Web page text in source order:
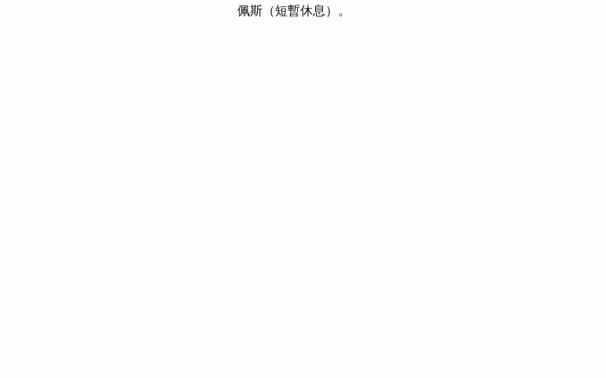
佩斯（短暫休息）。